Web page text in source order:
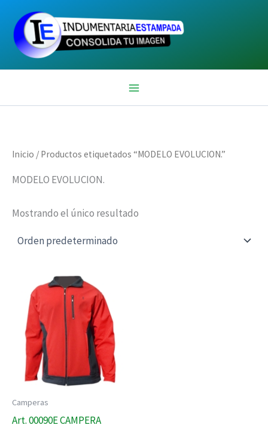
contenido
Inicio / Productos etiquetados “MODELO EVOLUCION.”
MODELO EVOLUCION.
Mostrando el único resultado
Camperas
Art. 00090E CAMPERA